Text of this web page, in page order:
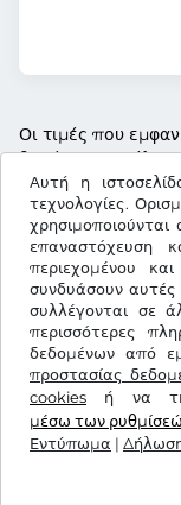
Αυτή η
τεχνολογίες.
επαναστόχευση
περιεχομένου
συνδυάσουν
συλλέγονται σε
περισσότερες
δεδομένων από
προστασίας
cookies ή να
μέσω των
Εντύπωμα |
Οι τιμές που
βινιέτας, το
ZłPLN
Facebook
Όροι &
Δήλωση